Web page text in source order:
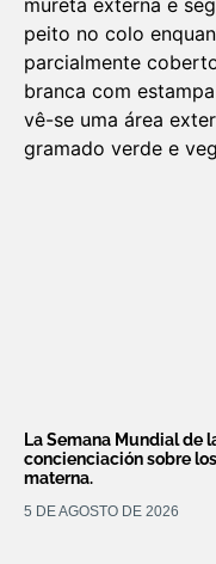
La Semana Mundial de
concienciación sobre
materna.
5 DE AGOSTO DE 2026